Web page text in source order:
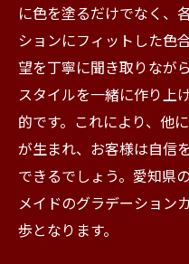
に色を塗るだけでなく、
ションにフィットした色
望を丁寧に聞き取りなが
スタイルを一緒に作り上
的です。これにより、他
が生まれ、お客様は自信
できるでしょう。愛知県
メイドのグラデーション
歩となります。